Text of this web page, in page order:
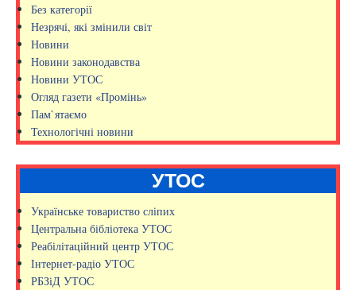
Без категорії
Незрячі, які змінили світ
Новини
Новини законодавства
Новини УТОС
Огляд газети «Промінь»
Пам`ятаємо
Технологічні новини
УТОС
Українське товариство сліпих
Центральна бібліотека УТОС
Реабілітаційний центр УТОС
Інтернет-радіо УТОС
РБЗіД УТОС